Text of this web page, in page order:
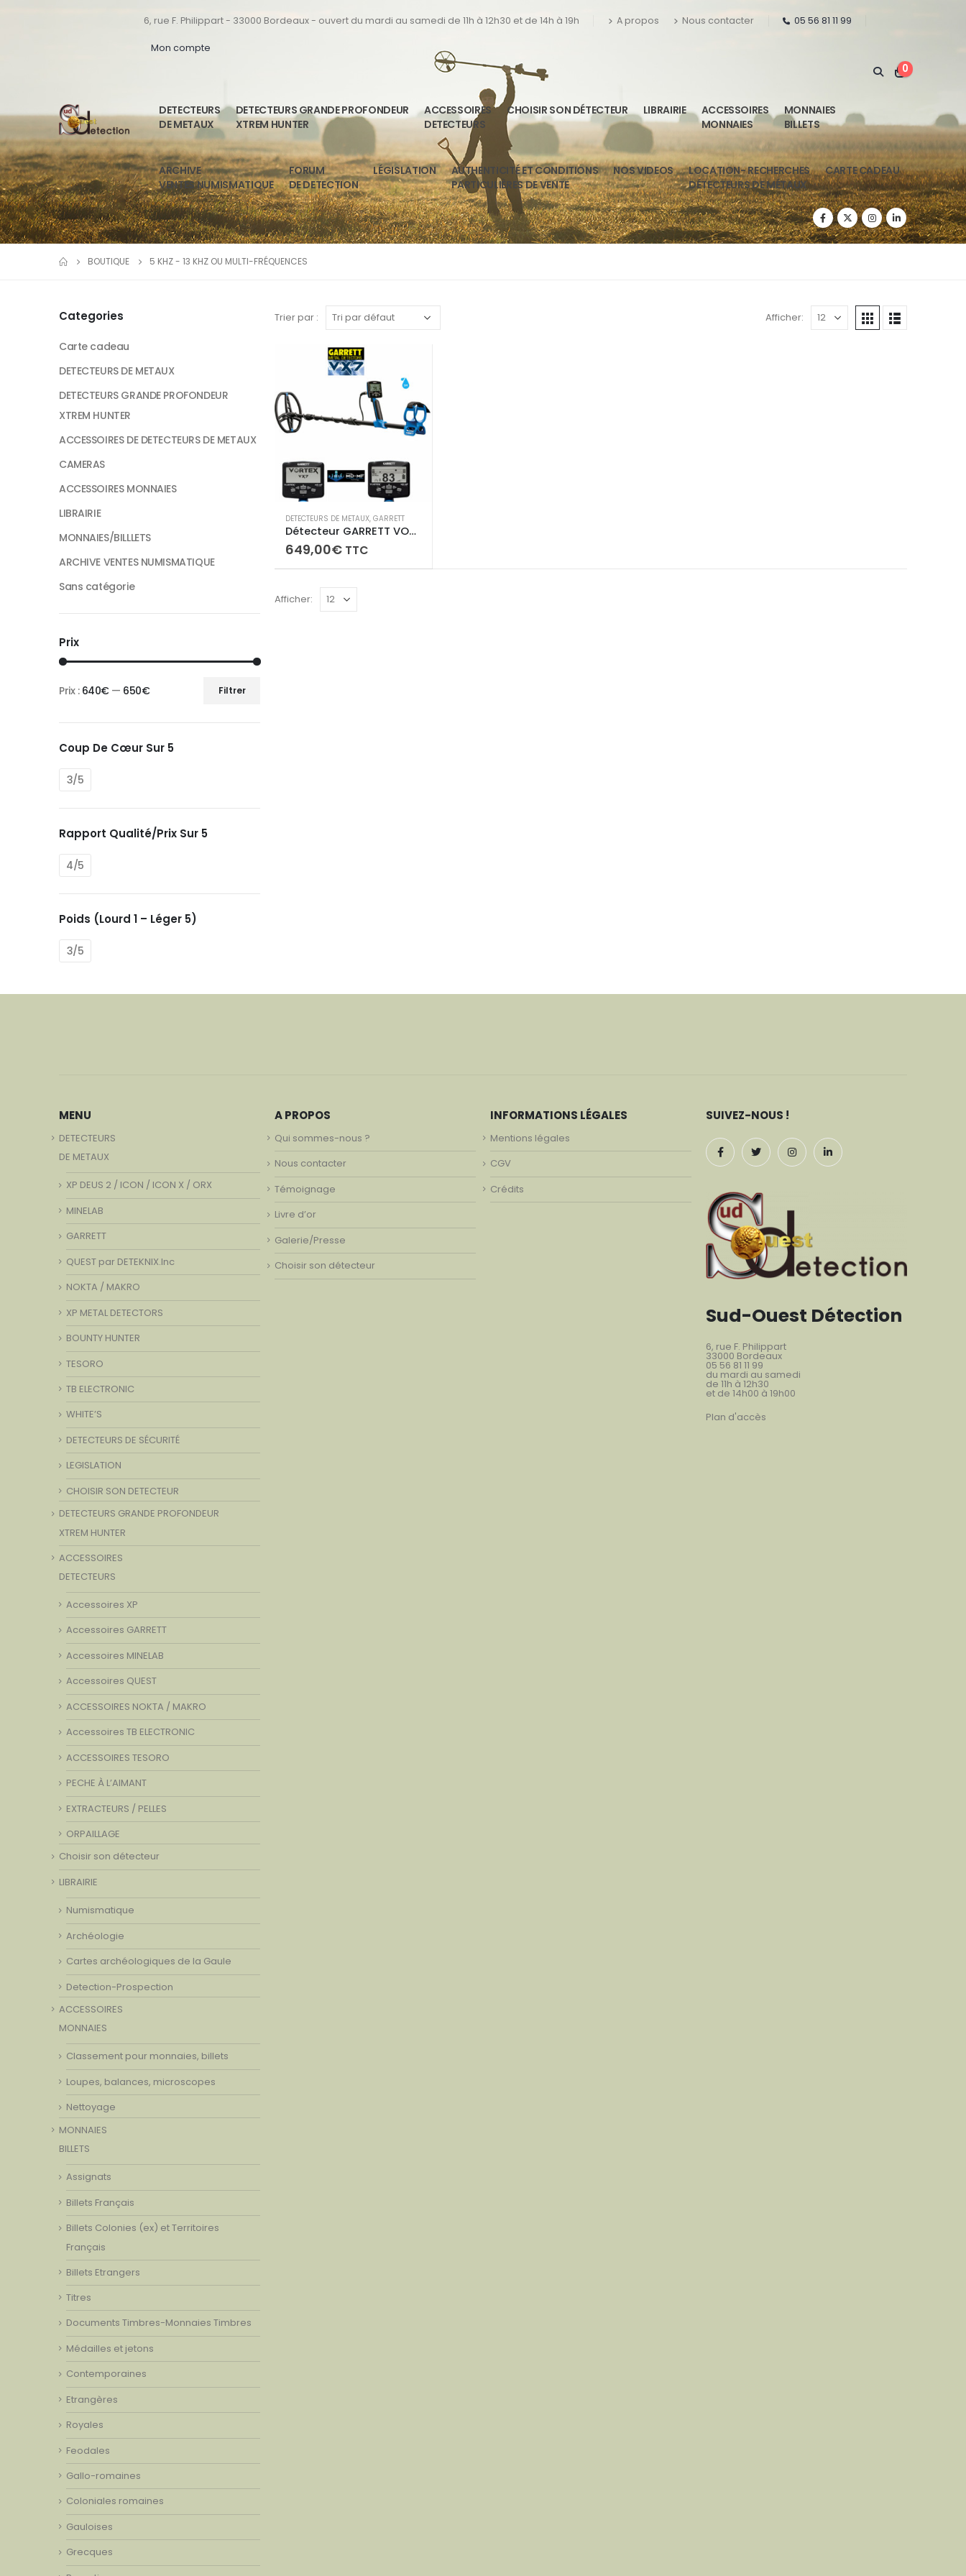
6, rue F. Philippart - 33000 Bordeaux - ouvert du mardi au samedi de 11h à 12h30 et de 14h à 19h A propos Nous contacter 05 56 81 11 99
Mon compte
0
DETECTEURS
DE METAUX
DETECTEURS GRANDE PROFONDEUR
XTREM HUNTER
ACCESSOIRES
DETECTEURS
CHOISIR SON DÉTECTEUR LIBRAIRIE
ACCESSOIRES
MONNAIES
MONNAIES
BILLETS
ARCHIVE
VENTES NUMISMATIQUE
FORUM
DE DETECTION
LÉGISLATION
AUTHENTICITÉ ET CONDITIONS
PARTICULIÈRES DE VENTE
NOS VIDEOS
LOCATION- RECHERCHES
DÉTECTEURS DE MÉTAUX
CARTE CADEAU
BOUTIQUE 5 KHZ - 13 KHZ OU MULTI-FRÉQUENCES
Trier par : Afficher:
DETECTEURS DE METAUX, GARRETT
Détecteur GARRETT VORTEX VX7
649,00€ TTC
Afficher:
Categories
Carte cadeau
DETECTEURS DE METAUX
DETECTEURS GRANDE PROFONDEUR
XTREM HUNTER
ACCESSOIRES DE DETECTEURS DE METAUX
CAMERAS
ACCESSOIRES MONNAIES
LIBRAIRIE
MONNAIES/BILLLETS
ARCHIVE VENTES NUMISMATIQUE
Sans catégorie
Prix
min
max
Filtrer
Prix : 640€— 650€
Coup De Cœur Sur 5
3/5
Rapport Qualité/prix Sur 5
4/5
Poids (Lourd 1 – Léger 5)
3/5
MENU
DETECTEURS
DE METAUX
XP DEUS 2 / ICON / ICON X / ORX
MINELAB
GARRETT
QUEST par DETEKNIX.Inc
NOKTA / MAKRO
XP METAL DETECTORS
BOUNTY HUNTER
TESORO
TB ELECTRONIC
WHITE’S
DETECTEURS DE SÉCURITÉ
LEGISLATION
CHOISIR SON DETECTEUR
DETECTEURS GRANDE PROFONDEUR
XTREM HUNTER
ACCESSOIRES
DETECTEURS
Accessoires XP
Accessoires GARRETT
Accessoires MINELAB
Accessoires QUEST
ACCESSOIRES NOKTA / MAKRO
Accessoires TB ELECTRONIC
ACCESSOIRES TESORO
PECHE À L’AIMANT
EXTRACTEURS / PELLES
ORPAILLAGE
Choisir son détecteur
LIBRAIRIE
Numismatique
Archéologie
Cartes archéologiques de la Gaule
Detection-Prospection
ACCESSOIRES
MONNAIES
Classement pour monnaies, billets
Loupes, balances, microscopes
Nettoyage
MONNAIES
BILLETS
Assignats
Billets Français
Billets Colonies (ex) et Territoires
Français
Billets Etrangers
Titres
Documents Timbres-Monnaies Timbres
Médailles et jetons
Contemporaines
Etrangères
Royales
Feodales
Gallo-romaines
Coloniales romaines
Gauloises
Grecques
A PROPOS
Qui sommes-nous ?
Nous contacter
Témoignage
Livre d’or
Galerie/Presse
Choisir son détecteur
INFORMATIONS LÉGALES
Mentions légales
CGV
Crédits
SUIVEZ-NOUS !
Sud-Ouest Détection
6, rue F. Philippart
33000 Bordeaux
05 56 81 11 99
du mardi au samedi
de 11h à 12h30
et de 14h00 à 19h00
Plan d'accès